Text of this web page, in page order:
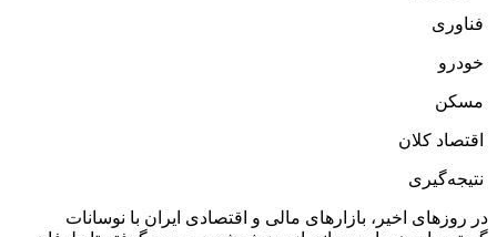
فناوری
خودرو
مسکن
اقتصاد کلان
نتیجه‌گیری
در روزهای اخیر، بازارهای مالی و اقتصادی ایران با نوسانات